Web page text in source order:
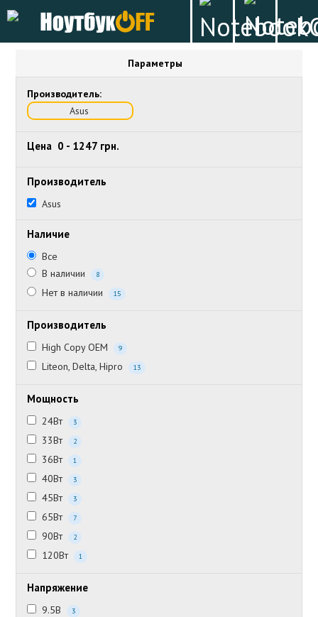
Параметры
Производитель:
Asus
Цена 0 - 1247 грн.
Производитель
Asus
Наличие
Все
В наличии
8
Нет в наличии 15
Производитель
High Copy OEM 9
Liteon, Delta, Hipro 13
Мощность
24Вт 3
33Вт 2
36Вт 1
40Вт 3
45Вт 3
65Вт 7
90Вт 2
120Вт 1
Напряжение
9.5В 3